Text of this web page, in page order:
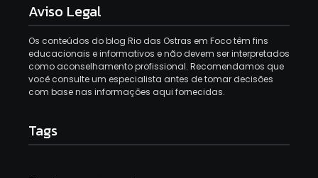
Aviso Legal
Os conteúdos do blog Rio das Ostras em Foco têm fins
educacionais e informativos e não devem ser interpretados
como aconselhamento profissional. Recomendamos que
você consulte um especialista antes de tomar decisões
com base nas informações aqui fornecidas.
Tags